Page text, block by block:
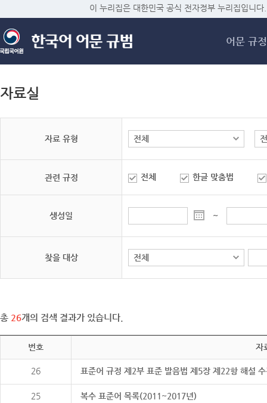
메
이 누리집은 대한민국 공식 전자정부 누리집입니다.
어문 규정
자료실
자료 유형
관련 규정 전체 한글 맞춤법
생성일 ~
찾을 대상
총 26개의 검색 결과가 있습니다.
번호 자
26 표준어 규정 제2부 표준 발음법 제5장 제22항 해설
25 복수 표준어 목록(2011~2017년)